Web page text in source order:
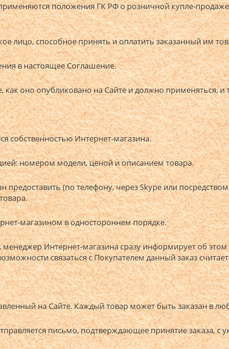
положения ГК РФ о розничной купле-продаже
лицо, способное принять и оплатить заказанный им
в настоящее Соглашение.
оно опубликовано на Сайте и должно применяться, и
собственностью Интернет-магазина.
номером модели, ценой и описанием товара.
предоставить (по телефону, через Skype или
магазином в одностороннем порядке.
Интернет-магазина сразу информирует об
связаться с Покупателем данный заказ
на Сайте. Каждый товар может быть заказан в
письмо, подтверждающее принятие